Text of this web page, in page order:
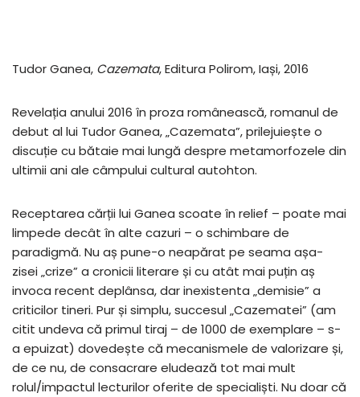
Tudor Ganea, Cazemata, Editura Polirom, Iași, 2016
Revelația anului 2016 în proza românească, romanul de
debut al lui Tudor Ganea, „Cazemata”, prilejuiește o
discuție cu bătaie mai lungă despre metamorfozele din
ultimii ani ale câmpului cultural autohton.
Receptarea cărții lui Ganea scoate în relief – poate mai
limpede decât în alte cazuri – o schimbare de
paradigmă. Nu aș pune-o neapărat pe seama așa-
zisei „crize” a cronicii literare și cu atât mai puțin aș
invoca recent deplânsa, dar inexistenta „demisie” a
criticilor tineri. Pur și simplu, succesul „Cazematei” (am
citit undeva că primul tiraj – de 1000 de exemplare – s-
a epuizat) dovedește că mecanismele de valorizare și,
de ce nu, de consacrare eludează tot mai mult
rolul/impactul lecturilor oferite de specialiști. Nu doar că